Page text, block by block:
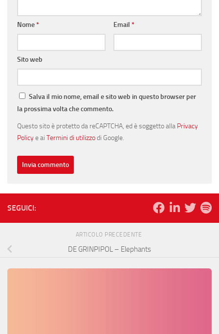
Nome* Email *
Sito web
Salva il mio nome, email e sito web in questo browser per
la prossima volta che commento.
Questo sito è protetto da reCAPTCHA, ed è soggetto alla Privacy
Policye ai Termini di utilizzodi Google.
SEGUICI:
ARTICOLO PRECEDENTE
DE GRINPIPOL – Elephants